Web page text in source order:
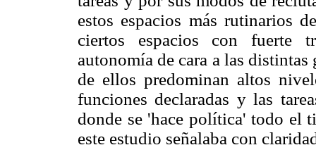
estos espacios más rutinarios
ciertos espacios con fuerte
autonomía de cara a las
de ellos predominan altos
funciones declaradas y las
donde se 'hace política' todo el
este estudio señalaba con